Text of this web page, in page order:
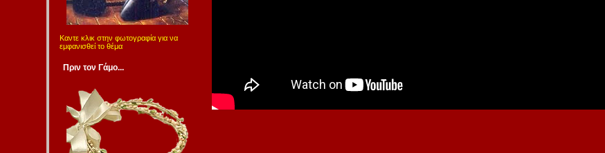
Καντε κλικ στην φωτογραφία για να
εμφανισθεί το θέμα
Πριν τον Γάμο...